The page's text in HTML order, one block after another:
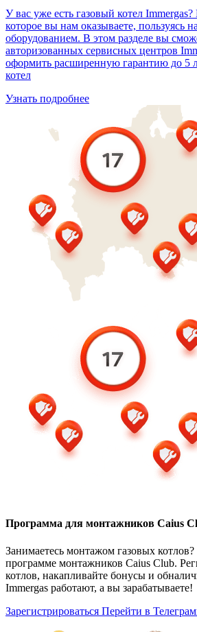
У вас уже есть газовый котел
которое вы нам оказываете, пользуясь
оборудованием. В этом разделе вы
авторизованных сервисных центров
оформить расширенную гарантию до 5
котел
Узнать подробнее
Программа для монтажников Caius
Занимаетесь монтажом газовых
программе монтажников Caius Club.
котлов, накапливайте бонусы и
Immergas работают, а вы зарабатываете!
Зарегистрироваться Перейти в